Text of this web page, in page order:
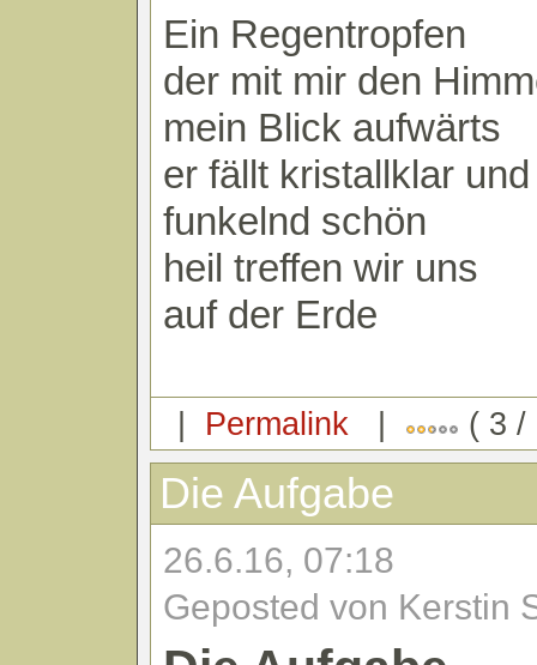
Ein Regentropfen
der mit mir den
mein Blick aufwärts
er fällt kristallklar und
funkelnd schön
heil treffen wir uns
auf der Erde
| Permalink | ( 3 /
Die Aufgabe
26.6.16, 07:18
Geposted von Kerstin